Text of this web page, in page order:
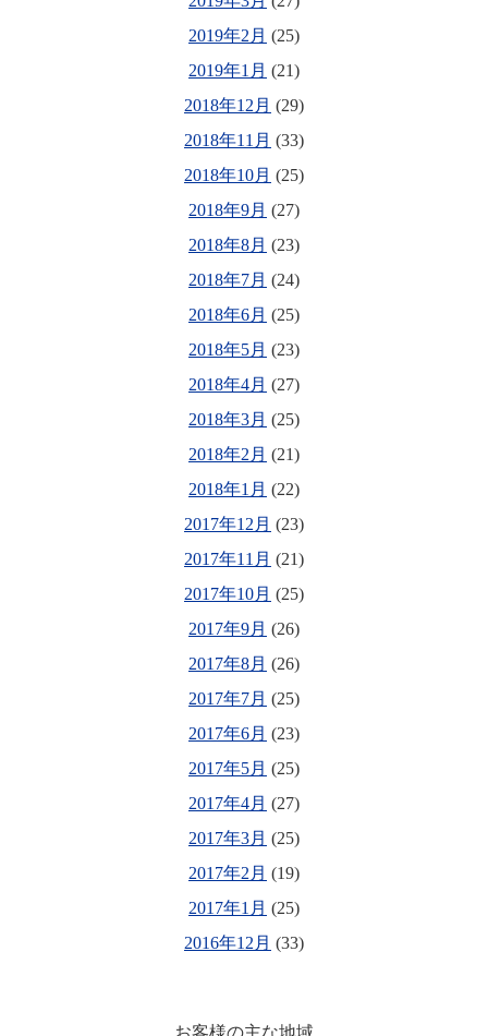
2019年2月 (25)
2019年1月 (21)
2018年12月 (29)
2018年11月 (33)
2018年10月 (25)
2018年9月 (27)
2018年8月 (23)
2018年7月 (24)
2018年6月 (25)
2018年5月 (23)
2018年4月 (27)
2018年3月 (25)
2018年2月 (21)
2018年1月 (22)
2017年12月 (23)
2017年11月 (21)
2017年10月 (25)
2017年9月 (26)
2017年8月 (26)
2017年7月 (25)
2017年6月 (23)
2017年5月 (25)
2017年4月 (27)
2017年3月 (25)
2017年2月 (19)
2017年1月 (25)
2016年12月 (33)
お客様の主な地域